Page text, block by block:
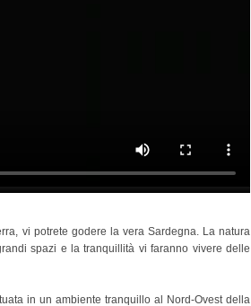
vi potrete godere la vera Sardegna. La natura
spazi e la tranquillità vi faranno vivere delle
in un ambiente tranquillo al Nord-Ovest della